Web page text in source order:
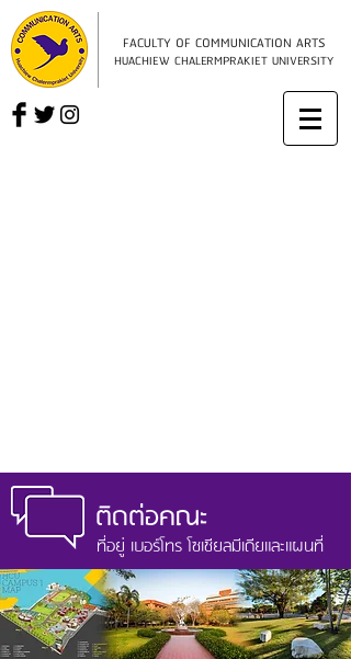
FACULTY OF COMMUNICATION ARTS
HUACHIEW CHALERMPRAKIET UNIVERSITY
ติดต่อคณะ
ที่อยู่ เบอร์โทร โซเชียลมีเดียและแผนที่